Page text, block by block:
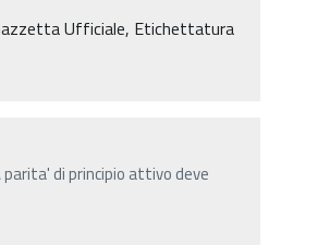
Ufficiale, Etichettatura
di principio attivo deve